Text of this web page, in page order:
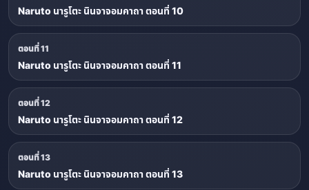
Naruto นารูโตะ นินจาจอมคาถา ตอนที่ 10
ตอนที่ 11
Naruto นารูโตะ นินจาจอมคาถา ตอนที่ 11
ตอนที่ 12
Naruto นารูโตะ นินจาจอมคาถา ตอนที่ 12
ตอนที่ 13
Naruto นารูโตะ นินจาจอมคาถา ตอนที่ 13